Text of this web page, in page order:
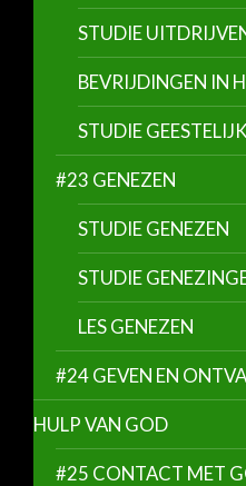
STUDIE
BEVRIJDINGEN IN
STUDIE
#23 GENEZEN
STUDIE GENEZEN
STUDIE
LES GENEZEN
#24 GEVEN EN
HULP VAN GOD
#25 CONTACT MET